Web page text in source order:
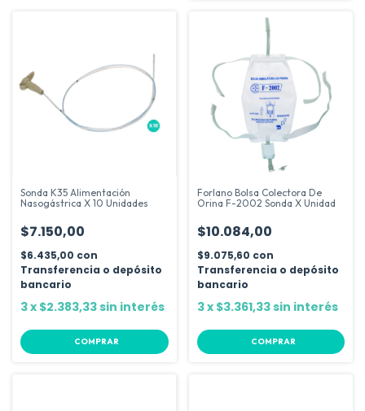
Sonda K35 Alimentación
Nasogástrica X 10 Unidades
$7.150,00
$6.435,00 con
Transferencia o depósito
bancario
3x $2.383,33sin interés
Forlano Bolsa Colectora De
Orina F-2002 Sonda X Unidad
$10.084,00
$9.075,60 con
Transferencia o depósito
bancario
3x $3.361,33sin interés